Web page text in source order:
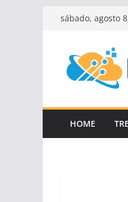
Pular
conteúdo
sábado, agosto
HOME